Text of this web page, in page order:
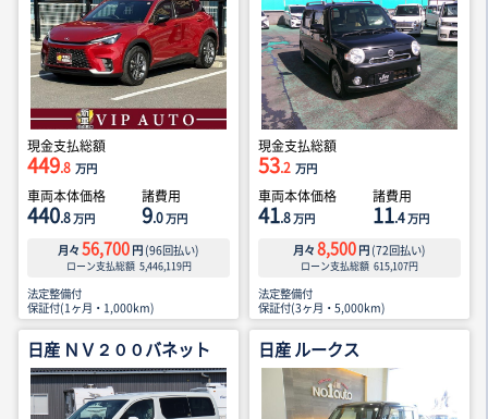
現金支払総額
449.8 万円
車両本体価格
440.8万円
諸費用
9.0万円
月々 56,700 円 (96回払い)
ローン支払総額 5,446,119円
法定整備付
保証付(1ヶ月・1,000km)
現金支払総額
53.2 万円
車両本体価格
41.8万円
諸費用
11.4万円
月々 8,500 円 (72回払い)
ローン支払総額 615,107円
法定整備付
保証付(3ヶ月・5,000km)
日産 ＮＶ２００バネット 日産 ルークス